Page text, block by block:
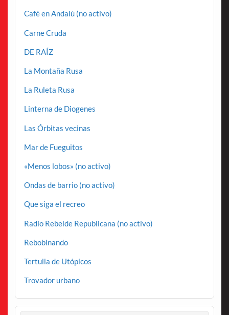
Café en Andalú (no activo)
Carne Cruda
DE RAÍZ
La Montaña Rusa
La Ruleta Rusa
Linterna de Diogenes
Las Órbitas vecinas
Mar de Fueguitos
«Menos lobos» (no activo)
Ondas de barrio (no activo)
Que siga el recreo
Radio Rebelde Republicana (no activo)
Rebobinando
Tertulia de Utópicos
Trovador urbano